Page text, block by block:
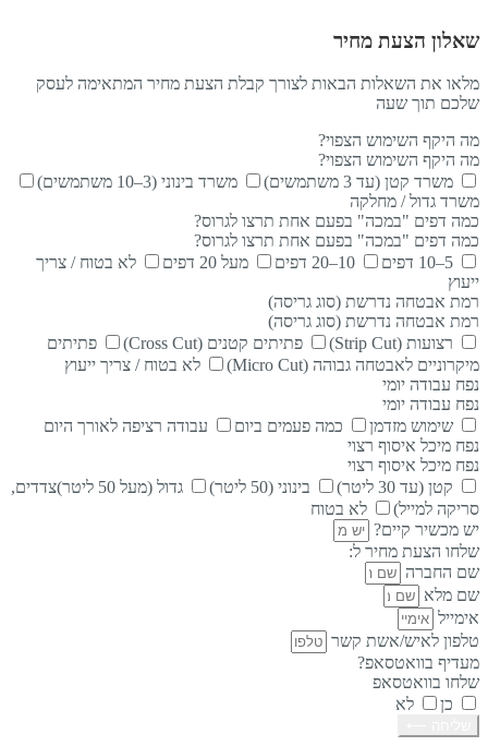
שאלון הצעת מחיר
מלאו את השאלות הבאות לצורך קבלת הצעת מחיר המתאימה לעסק
שלכם תוך שעה
מה היקף השימוש הצפוי?
מה היקף השימוש הצפוי?
משרד קטן (עד 3 משתמשים)
משרד בינוני (3–10 משתמשים)
משרד גדול / מחלקה
כמה דפים "במכה" בפעם אחת תרצו לגרוס?
כמה דפים "במכה" בפעם אחת תרצו לגרוס?
5–10 דפים
10–20 דפים מעל 20 דפים
לא בטוח / צריך
ייעוץ
רמת אבטחה נדרשת (סוג גריסה)
רמת אבטחה נדרשת (סוג גריסה)
רצועות (Strip Cut)
פתיתים קטנים (Cross Cut)
פתיתים
מיקרוניים לאבטחה גבוהה (Micro Cut)
לא בטוח / צריך ייעוץ
נפח עבודה יומי
נפח עבודה יומי
שימוש מזדמן
כמה פעמים ביום
עבודה רציפה לאורך היום
נפח מיכל איסוף רצוי
נפח מיכל איסוף רצוי
קטן (עד 30 ליטר)
בינוני (50 ליטר)
גדול (מעל 50 ליטר)צדדים,
סריקה למייל)
לא בטוח
יש מכשיר קיים?
שלחו הצעת מחיר ל:
שם החברה
שם מלא
אימייל
טלפון לאיש/אשת קשר
מעדיף בוואטסאפ?
שלחו בוואטסאפ
כן
לא